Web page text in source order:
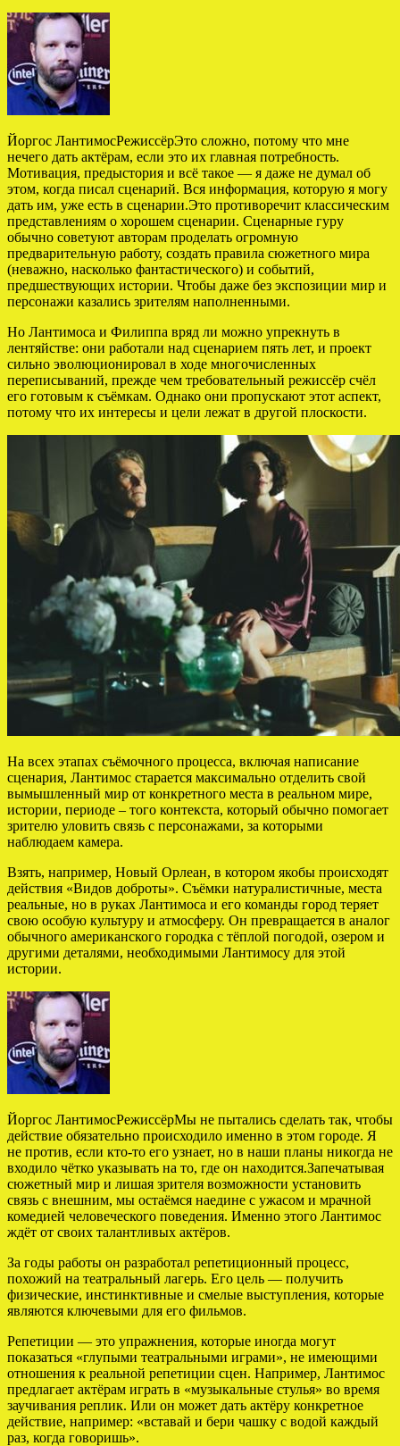
Йоргос ЛантимосРежиссёрЭто сложно, потому что мне
нечего дать актёрам, если это их главная потребность.
Мотивация, предыстория и всё такое — я даже не думал об
этом, когда писал сценарий. Вся информация, которую я могу
дать им, уже есть в сценарии.Это противоречит классическим
представлениям о хорошем сценарии. Сценарные гуру
обычно советуют авторам проделать огромную
предварительную работу, создать правила сюжетного мира
(неважно, насколько фантастического) и событий,
предшествующих истории. Чтобы даже без экспозиции мир и
персонажи казались зрителям наполненными.
Но Лантимоса и Филиппа вряд ли можно упрекнуть в
лентяйстве: они работали над сценарием пять лет, и проект
сильно эволюционировал в ходе многочисленных
переписываний, прежде чем требовательный режиссёр счёл
его готовым к съёмкам. Однако они пропускают этот аспект,
потому что их интересы и цели лежат в другой плоскости.
На всех этапах съёмочного процесса, включая написание
сценария, Лантимос старается максимально отделить свой
вымышленный мир от конкретного места в реальном мире,
истории, периоде – того контекста, который обычно помогает
зрителю уловить связь с персонажами, за которыми
наблюдаем камера.
Взять, например, Новый Орлеан, в котором якобы происходят
действия «Видов доброты». Съёмки натуралистичные, места
реальные, но в руках Лантимоса и его команды город теряет
свою особую культуру и атмосферу. Он превращается в аналог
обычного американского городка с тёплой погодой, озером и
другими деталями, необходимыми Лантимосу для этой
истории.
Йоргос ЛантимосРежиссёрМы не пытались сделать так, чтобы
действие обязательно происходило именно в этом городе. Я
не против, если кто-то его узнает, но в наши планы никогда не
входило чётко указывать на то, где он находится.Запечатывая
сюжетный мир и лишая зрителя возможности установить
связь с внешним, мы остаёмся наедине с ужасом и мрачной
комедией человеческого поведения. Именно этого Лантимос
ждёт от своих талантливых актёров.
За годы работы он разработал репетиционный процесс,
похожий на театральный лагерь. Его цель — получить
физические, инстинктивные и смелые выступления, которые
являются ключевыми для его фильмов.
Репетиции — это упражнения, которые иногда могут
показаться «глупыми театральными играми», не имеющими
отношения к реальной репетиции сцен. Например, Лантимос
предлагает актёрам играть в «музыкальные стулья» во время
заучивания реплик. Или он может дать актёру конкретное
действие, например: «вставай и бери чашку с водой каждый
раз, когда говоришь».